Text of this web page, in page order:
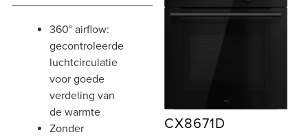
360° airflow:
gecontroleerde
luchtcirculatie
voor goede
verdeling van
de warmte
zonder
CX8671D